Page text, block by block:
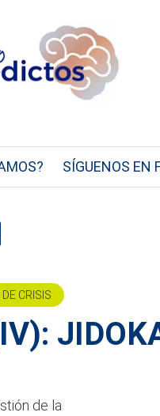
SÍGUENOS EN
CRISIS
de la